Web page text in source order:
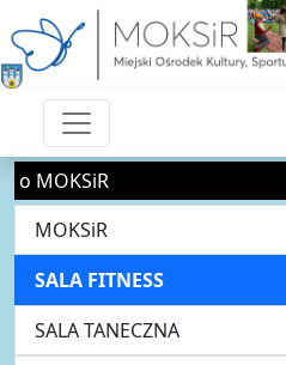
o MOKSiR
MOKSiR
SALA FITNESS
SALA TANECZNA